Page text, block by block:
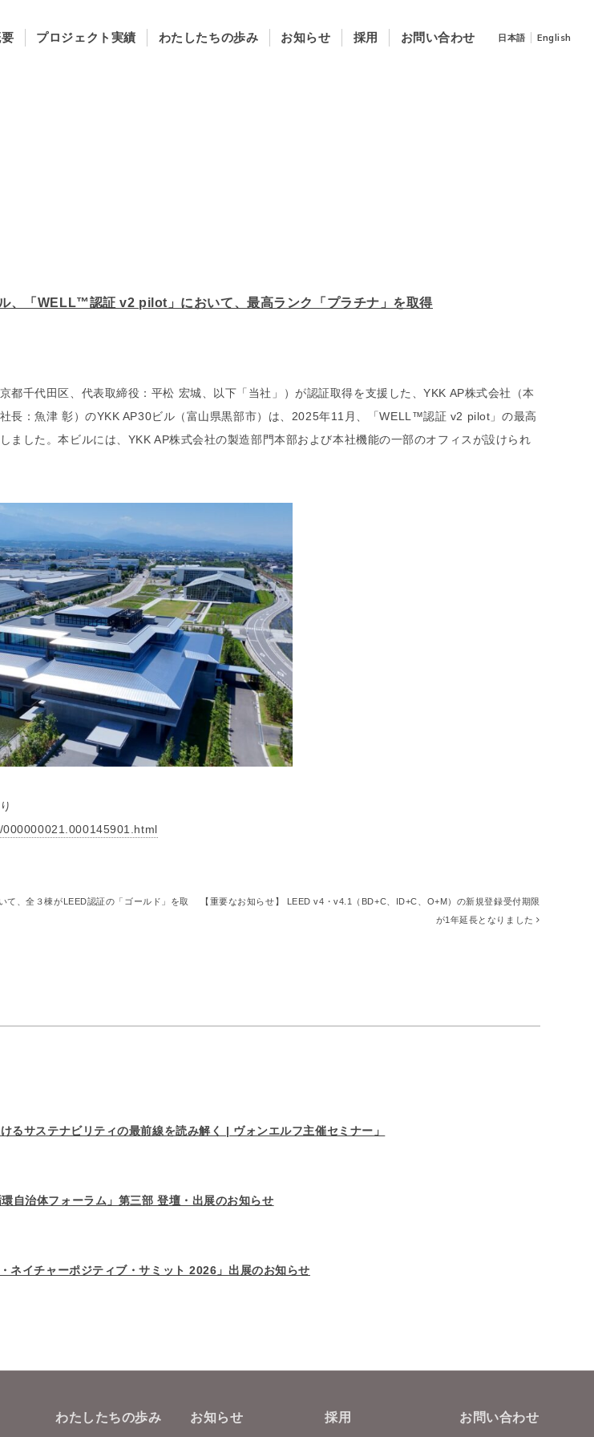
プロジェクト実績 わたしたちの歩み お知らせ 採用 お問い合わせ 日本語 English
、「WELL™認証 v2 pilot」において、最高ランク「プラチナ」を取得
都千代田区、代表取締役：平松 宏城、以下「当社」）が認証取得を支援した、YKK AP株式会社（本
長：魚津 彰）のYKK AP30ビル（富山県黒部市）は、2025年11月、「WELL™認証 v2 pilot」の最高
ました。本ビルには、YKK AP株式会社の製造部門本部および本社機能の一部のオフィスが設けられ
て、全３棟がLEED認証の「ゴールド」を取
【重要なお知らせ】 LEED v4・v4.1（BD+C、ID+C、O+M）の新規登録受付期限
が1年延長となりました
るサステナビリティの最前線を読み解く | ヴォンエルフ主催セミナー」
自治体フォーラム」第三部 登壇・出展のお知らせ
ネイチャーポジティブ・サミット 2026」出展のお知らせ
わたしたちの歩み お知らせ 採用 お問い合わせ